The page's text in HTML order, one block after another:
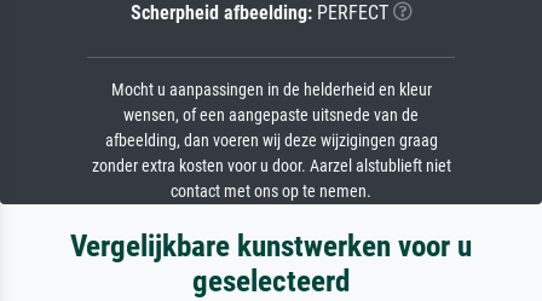
Scherpheid afbeelding:PERFECT
Mocht u aanpassingen in de helderheid en kleur
wensen, of een aangepaste uitsnede van de
afbeelding, dan voeren wij deze wijzigingen graag
zonder extra kosten voor u door. Aarzel alstublieft niet
contact met ons op te nemen.
Vergelijkbare kunstwerken voor u
geselecteerd